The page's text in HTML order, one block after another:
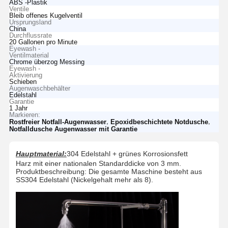
ABS -Plastik
Ventile
Bleib offenes Kugelventil
Ursprungsland
China
Durchflussrate
20 Gallonen pro Minute
Eyewash -
Ventilmaterial
Chrome überzog Messing
Eyewash -
Aktivierung
Schieben
Augenwaschbehälter
Edelstahl
Garantie
1 Jahr
Markieren:
Rostfreier Notfall-Augenwasser, Epoxidbeschichtete Notdusche,
Notfalldusche Augenwasser mit Garantie
Hauptmaterial:304 Edelstahl + grünes Korrosionsfett
Harz mit einer nationalen Standarddicke von 3 mm.
Produktbeschreibung: Die gesamte Maschine besteht aus
SS304 Edelstahl (Nickelgehalt mehr als 8).